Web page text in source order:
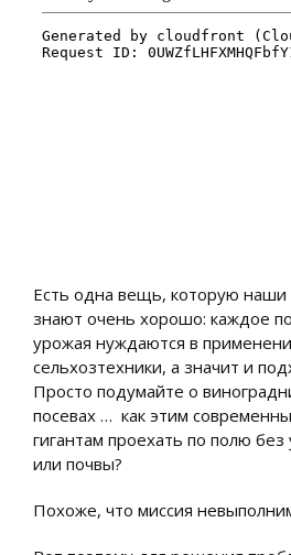
Есть одна вещь, которую
знают очень хорошо: каждое
урожая нуждаются в
сельхозтехники, а значит и
Просто подумайте о
посевах … как этим
гигантам проехать по полю
или почвы?
Похоже, что миссия